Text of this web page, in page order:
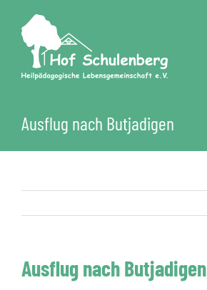
Inhalt
springen
Ausflug nach Butjadigen
Ausflug nach Butjadigen